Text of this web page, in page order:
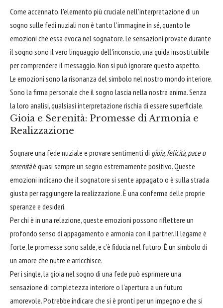
Come accennato, l'elemento più cruciale nell'interpretazione di un
sogno sulle fedi nuziali non è tanto l'immagine in sé, quanto le
emozioni che essa evoca nel sognatore. Le sensazioni provate durante
il sogno sono il vero linguaggio dell'inconscio, una guida insostituibile
per comprendere il messaggio. Non si può ignorare questo aspetto.
Le emozioni sono la risonanza del simbolo nel nostro mondo interiore.
Sono la firma personale che il sogno lascia nella nostra anima. Senza
la loro analisi, qualsiasi interpretazione rischia di essere superficiale.
Gioia e Serenità: Promesse di Armonia e
Realizzazione
Sognare una fede nuziale e provare sentimenti di gioia, felicità, pace o
serenitàè quasi sempre un segno estremamente positivo. Queste
emozioni indicano che il sognatore si sente appagato o è sulla strada
giusta per raggiungere la realizzazione. È una conferma delle proprie
speranze e desideri.
Per chi è in una relazione, queste emozioni possono riflettere un
profondo senso di appagamento e armonia con il partner. Il legame è
forte, le promesse sono salde, e c'è fiducia nel futuro. È un simbolo di
un amore che nutre e arricchisce.
Per i single, la gioia nel sogno di una fede può esprimere una
sensazione di completezza interiore o l'apertura a un futuro
amorevole. Potrebbe indicare che si è pronti per un impegno e che si